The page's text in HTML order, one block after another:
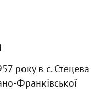
року в с. Стецева
Франківської